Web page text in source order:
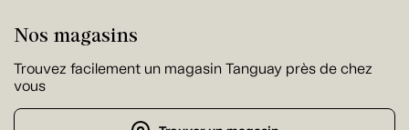
Nos magasins
Trouvez facilement un magasin Tanguay près de chez
vous